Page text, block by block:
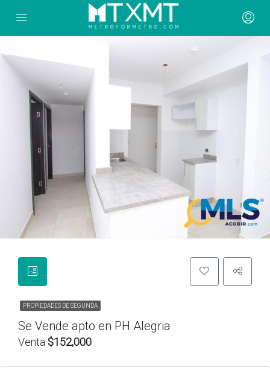
PROPIEDADES DE SEGUNDA
Se Vende apto en PH Alegria
Venta $152,000